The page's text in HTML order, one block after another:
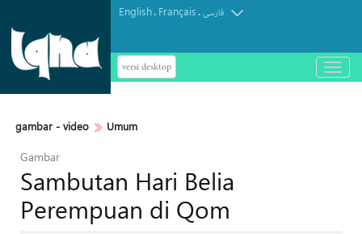
English. Français.فارسی
versi desktop
باز
و
gambar - video Umum
Gambar
Sambutan Hari Belia
Perempuan di Qom